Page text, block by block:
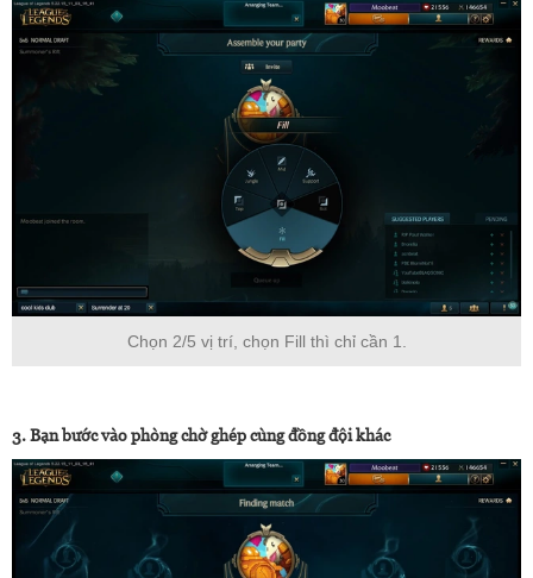
Chọn 2/5 vị trí, chọn Fill thì chỉ cần 1.
3. Bạn bước vào phòng chờ ghép cùng đồng đội khác